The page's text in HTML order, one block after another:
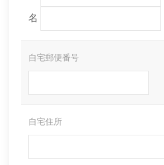
名
自宅郵便番号
自宅住所